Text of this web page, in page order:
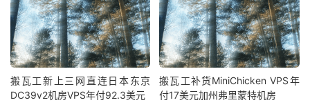
搬瓦工新上三网直连日本东京
DC39v2机房VPS年付92.3美元
搬瓦工补货MiniChicken VPS年
付17美元加州弗里蒙特机房